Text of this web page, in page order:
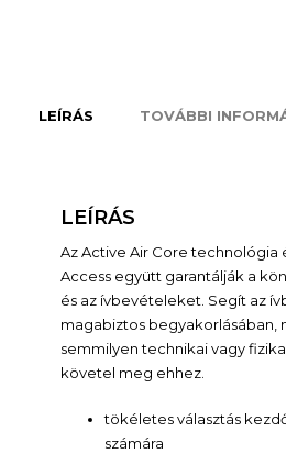
LEÍRÁS TOVÁBBI
LEÍRÁS
Az Active Air Core technológia
Access együtt garantálják a
és az ívbevételeket. Segít az
magabiztos begyakorlásában,
semmilyen technikai vagy
követel meg ehhez.
tökéletes választás
számára